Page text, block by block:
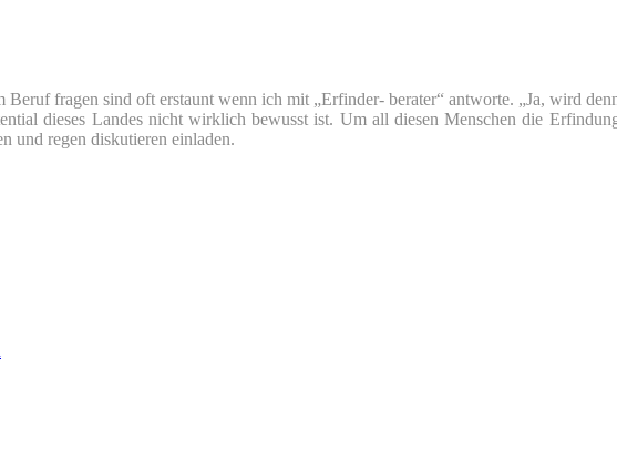
fragen sind oft erstaunt wenn ich mit „Erfinder- berater“ antworte. „Ja, wird
dieses Landes nicht wirklich bewusst ist. Um all diesen Menschen die
und regen diskutieren einladen.